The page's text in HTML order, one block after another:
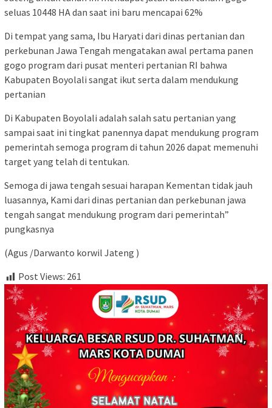
seluas 10448 HA dan saat ini baru mencapai 62%
Di tempat yang sama, Ibu Haryati dari dinas pertanian dan
perkebunan Jawa Tengah mengatakan awal pertama panen
gogo program dari pusat menteri pertanian RI bahwa
Kabupaten Boyolali sangat ikut serta dalam mendukung
pertanian
Di Kabupaten Boyolali adalah salah satu pertanian yang
sampai saat ini tingkat panennya dapat mendukung program
pemerintah semoga program di tahun 2026 dapat memenuhi
target yang telah di tentukan.
Semoga di jawa tengah sesuai harapan Kementan tidak jauh
luasannya, Kami dari dinas pertanian dan perkebunan jawa
tengah sangat mendukung program dari pemerintah”
pungkasnya
(Agus /Darwanto korwil Jateng )
Post Views: 261